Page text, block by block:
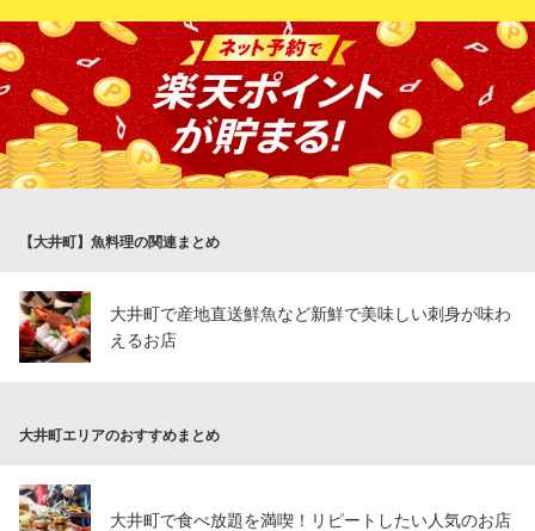
個室居酒屋 蕎麦割烹 山崎 大井町本店
個室居酒屋宴会
ＪＲ京浜東北線大井町駅 徒歩1分
東京都品川区東大井5-2-13 大井ビル3F
【大井町】魚料理の関連まとめ
大井町で産地直送鮮魚など新鮮で美味しい刺身が味わ
えるお店
大井町エリアのおすすめまとめ
大井町で食べ放題を満喫！リピートしたい人気のお店